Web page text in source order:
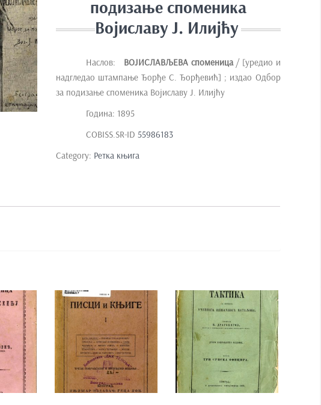
подизање споменика
Војиславу Ј. Илијћу
Наслов: ВОЈИСЛАВЉЕВА споменица/ [уредио и
надгледао штампање Ђорђе С. Ђорђевић] ; издао Одбор
за подизање споменика Војиславу Ј. Илијћу
Година: 1895
COBISS.SR-ID 55986183
Category: Ретка књига